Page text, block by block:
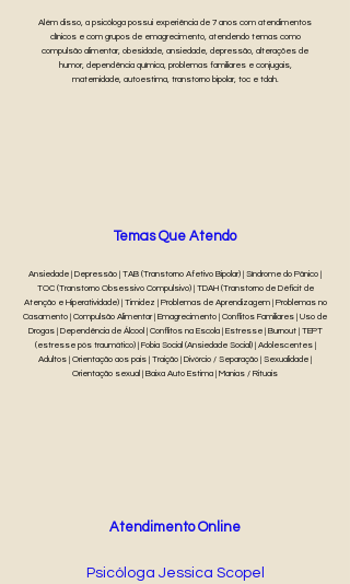
Além disso, a psicóloga possui experiência de 7 anos com atendimentos
clínicos e com grupos de emagrecimento, atendendo temas como
compulsão alimentar, obesidade, ansiedade, depressão, alterações de
humor, dependência química, problemas familiares e conjugais,
maternidade, autoestima, transtorno bipolar, toc e tdah.
Ansiedade | Depressão | TAB (Transtorno Afetivo Bipolar) | Síndrome do Pânico |
TOC (Transtorno Obsessivo Compulsivo) | TDAH (Transtorno de Déficit de
Atenção e Hiperatividade) | Timidez | Problemas de Aprendizagem | Problemas no
Casamento | Compulsão Alimentar | Emagrecimento | Conflitos Familiares | Uso de
Drogas | Dependência de Álcool | Conflitos na Escola | Estresse | Burnout | TEPT
(estresse pós traumático) | Fobia Social (Ansiedade Social) | Adolescentes |
Adultos | Orientação aos pais | Traição | Divórcio / Separação | Sexualidade |
Orientação sexual | Baixa Auto Estima | Manias / Rituais
Temas Que Atendo
Atendimento Online
Psicóloga Jessica Scopel